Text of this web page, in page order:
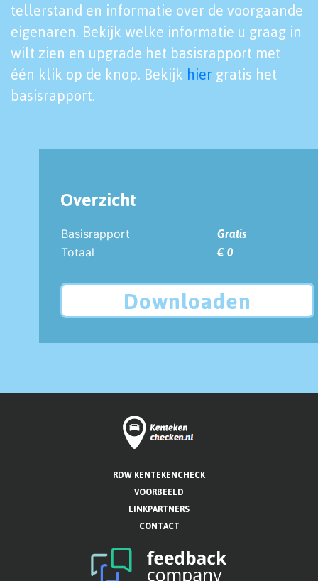
tellerstand en informatie over de voorgaande
eigenaren. Bekijk welke informatie u graag in
wilt zien en upgrade het basisrapport met
één klik op de knop. Bekijk hier gratis het
basisrapport.
Overzicht
Basisrapport
Gratis
Totaal
€ 0
Downloaden
RDW KENTEKENCHECK
VOORBEELD
LINKPARTNERS
CONTACT